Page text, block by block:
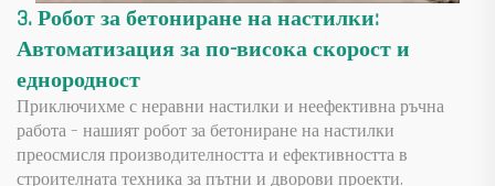
3. Робот за бетониране на настилки:
Автоматизация за по-висока скорост и
еднородност
Приключихме с неравни настилки и неефективна ръчна
работа – нашият робот за бетониране на настилки
преосмисля производителността и ефективността в
строителната техника за пътни и дворови проекти.